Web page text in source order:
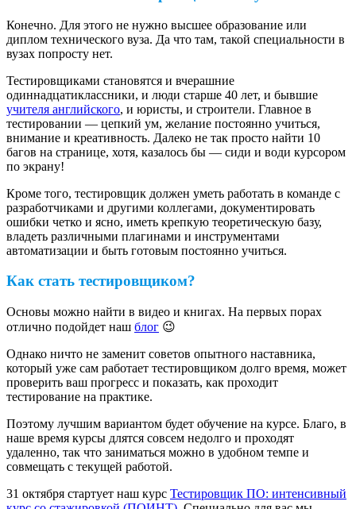
Конечно. Для этого не нужно высшее образование или
диплом технического вуза. Да что там, такой специальности в
вузах попросту нет.
Тестировщиками становятся и вчерашние
одиннадцатиклассники, и люди старше 40 лет, и бывшие
учителя английского, и юристы, и строители. Главное в
тестировании — цепкий ум, желание постоянно учиться,
внимание и креативность. Далеко не так просто найти 10
багов на странице, хотя, казалось бы — сиди и води курсором
по экрану!
Кроме того, тестировщик должен уметь работать в команде с
разработчиками и другими коллегами, документировать
ошибки четко и ясно, иметь крепкую теоретическую базу,
владеть различными плагинами и инструментами
автоматизации и быть готовым постоянно учиться.
Как стать тестировщиком?
Основы можно найти в видео и книгах. На первых порах
отлично подойдет наш блог 😉
Однако ничто не заменит советов опытного наставника,
который уже сам работает тестировщиком долго время, может
проверить ваш прогресс и показать, как проходит
тестирование на практике.
Поэтому лучшим вариантом будет обучение на курсе. Благо, в
наше время курсы длятся совсем недолго и проходят
удаленно, так что заниматься можно в удобном темпе и
совмещать с текущей работой.
31 октября стартует наш курс Тестировщик ПО: интенсивный